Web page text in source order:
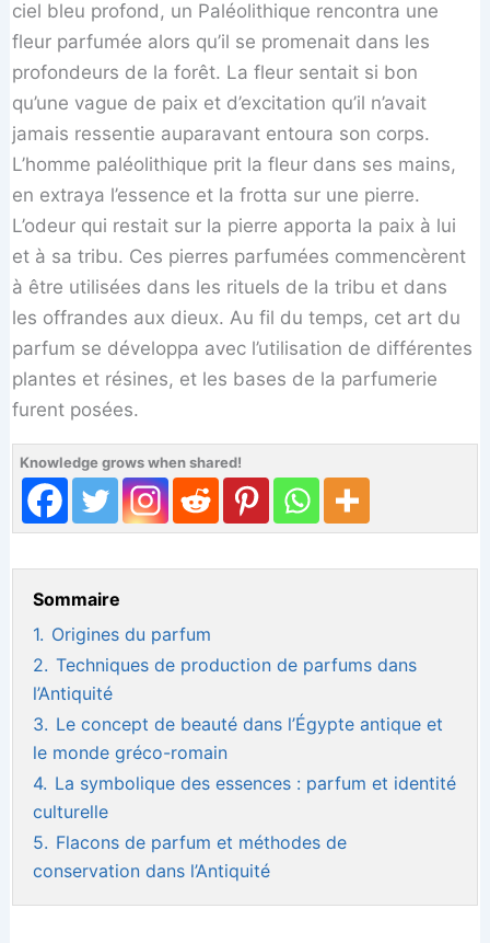
ciel bleu profond, un Paléolithique rencontra une
fleur parfumée alors qu’il se promenait dans les
profondeurs de la forêt. La fleur sentait si bon
qu’une vague de paix et d’excitation qu’il n’avait
jamais ressentie auparavant entoura son corps.
L’homme paléolithique prit la fleur dans ses mains,
en extraya l’essence et la frotta sur une pierre.
L’odeur qui restait sur la pierre apporta la paix à lui
et à sa tribu. Ces pierres parfumées commencèrent
à être utilisées dans les rituels de la tribu et dans
les offrandes aux dieux. Au fil du temps, cet art du
parfum se développa avec l’utilisation de différentes
plantes et résines, et les bases de la parfumerie
furent posées.
Knowledge grows when shared!
Sommaire
1. Origines du parfum
2. Techniques de production de parfums dans
l’Antiquité
3. Le concept de beauté dans l’Égypte antique et
le monde gréco-romain
4. La symbolique des essences : parfum et identité
culturelle
5. Flacons de parfum et méthodes de
conservation dans l’Antiquité